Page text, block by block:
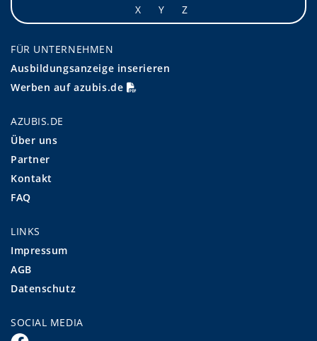
X
Y Z
FÜR UNTERNEHMEN
Ausbildungsanzeige inserieren
Werben auf azubis.de
AZUBIS.DE
Über uns
Partner
Kontakt
FAQ
LINKS
Impressum
AGB
Datenschutz
SOCIAL MEDIA